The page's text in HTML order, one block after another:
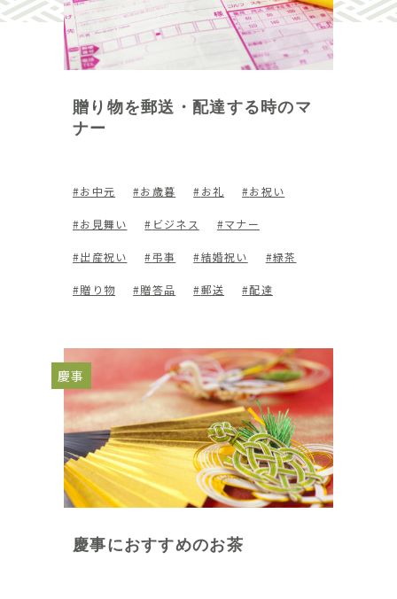
贈り物を郵送・配達する時のマ
ナー
お中元 お歳暮 お礼 お祝い
お見舞い ビジネス マナー
出産祝い 弔事 結婚祝い 緑茶
贈り物 贈答品 郵送 配達
慶事
慶事におすすめのお茶